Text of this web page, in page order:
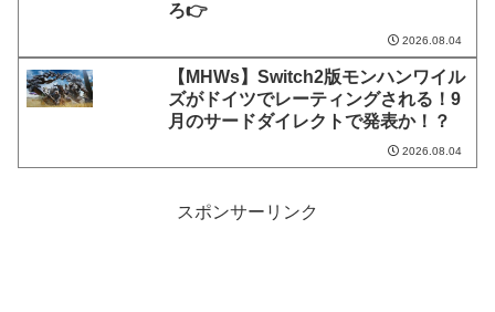
ろ👉
2026.08.04
【MHWs】Switch2版モンハンワイル
ズがドイツでレーティングされる！9
月のサードダイレクトで発表か！？
2026.08.04
スポンサーリンク